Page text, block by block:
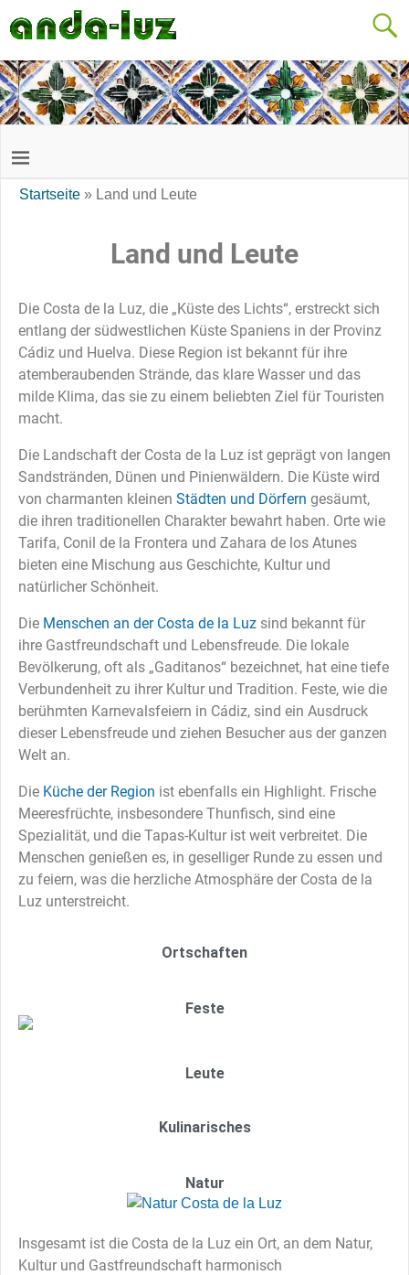
Startseite » Land und Leute
Land und Leute
Die Costa de la Luz, die „Küste des Lichts“, erstreckt sich
entlang der südwestlichen Küste Spaniens in der Provinz
Cádiz und Huelva. Diese Region ist bekannt für ihre
atemberaubenden Strände, das klare Wasser und das
milde Klima, das sie zu einem beliebten Ziel für Touristen
macht.
Die Landschaft der Costa de la Luz ist geprägt von langen
Sandstränden, Dünen und Pinienwäldern. Die Küste wird
von charmanten kleinen Städten und Dörfern gesäumt,
die ihren traditionellen Charakter bewahrt haben. Orte wie
Tarifa, Conil de la Frontera und Zahara de los Atunes
bieten eine Mischung aus Geschichte, Kultur und
natürlicher Schönheit.
DieMenschen an der Costa de la Luzsind bekannt für
ihre Gastfreundschaft und Lebensfreude. Die lokale
Bevölkerung, oft als „Gaditanos“ bezeichnet, hat eine tiefe
Verbundenheit zu ihrer Kultur und Tradition. Feste, wie die
berühmten Karnevalsfeiern in Cádiz, sind ein Ausdruck
dieser Lebensfreude und ziehen Besucher aus der ganzen
Welt an.
DieKüche der Region ist ebenfalls ein Highlight. Frische
Meeresfrüchte, insbesondere Thunfisch, sind eine
Spezialität, und die Tapas-Kultur ist weit verbreitet. Die
Menschen genießen es, in geselliger Runde zu essen und
zu feiern, was die herzliche Atmosphäre der Costa de la
Luz unterstreicht.
Ortschaften
Feste
Leute
Kulinarisches
Natur
Insgesamt ist die Costa de la Luz ein Ort, an dem Natur,
Kultur und Gastfreundschaft harmonisch